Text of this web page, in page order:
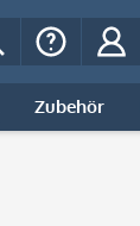
Zubehör